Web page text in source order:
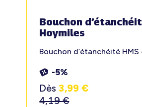
Bouchon
Hoymiles
Bouchon d’étanchéité HMS
-5%
Dès 3,99€
4,19€